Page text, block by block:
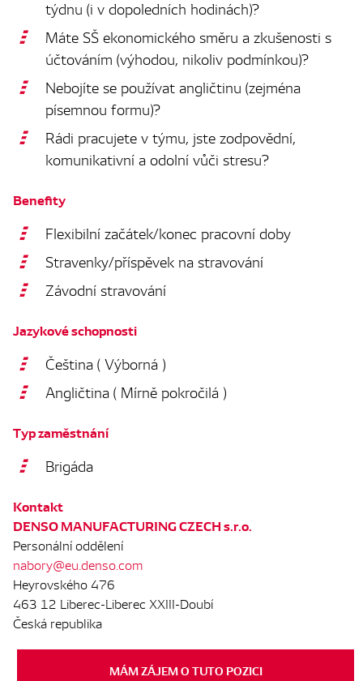
týdnu (i v dopoledních hodinách)?
Máte SŠ ekonomického směru a zkušenosti s
účtováním (výhodou, nikoliv podmínkou)?
Nebojíte se používat angličtinu (zejména
písemnou formu)?
Rádi pracujete v týmu, jste zodpovědní,
komunikativní a odolní vůči stresu?
Benefity
Flexibilní začátek/konec pracovní doby
Stravenky/příspěvek na stravování
Závodní stravování
Jazykové schopnosti
Čeština ( Výborná )
Angličtina ( Mírně pokročilá )
Typ zaměstnání
Brigáda
Kontakt
DENSO MANUFACTURING CZECH s.r.o.
Personální oddělení
nabory@eu.denso.com
Heyrovského 476
463 12 Liberec-Liberec XXIII-Doubí
Česká republika
MÁM ZÁJEM O TUTO POZICI